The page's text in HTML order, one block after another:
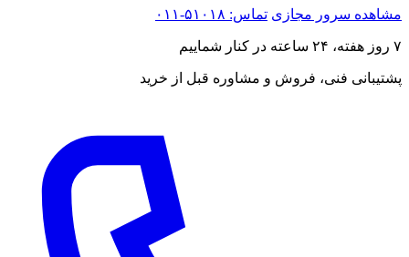
مشاهده سرور مجازی تماس: ⁦۰۱۱-۵۱۰۱۸⁩
۷ روز هفته، ۲۴ ساعته در کنار شماییم
پشتیبانی فنی، فروش و مشاوره قبل از خرید